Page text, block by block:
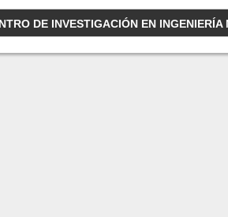
DE INVESTIGACIÓN EN